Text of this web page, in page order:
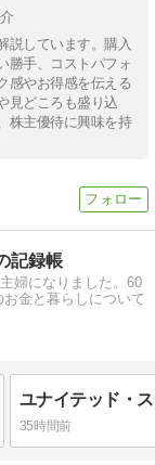
説しています。購入
勝手、コストパフォ
感やお得感を伝える
見どころも盛り込
株主優待に興味を持
記録帳
婦になりました。60
金と暮らしについて
35時間前